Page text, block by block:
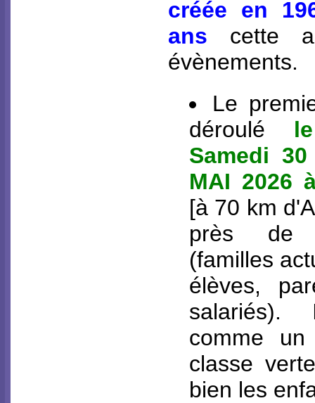
créée en
ans cette
évènements.
Le
déroulé
Samedi
MAI 2026
[à 70 km
près de
(familles
élèves,
comme
classe
bien les